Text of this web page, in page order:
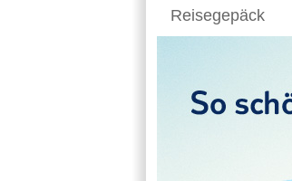
Reisegepäck